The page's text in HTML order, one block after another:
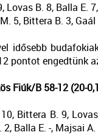
Lovas B. 8, Balla E.
5, Bittera B. 3, Gaál
idősebb
pontot engedtünk
Fiúk/B 58-12 (20-
Bittera B. 9,
Balla E. -, Majsai